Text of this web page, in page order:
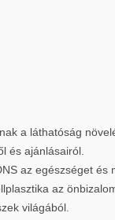
a láthatóság
és ajánlásairól.
az egészséget és
az
világából.